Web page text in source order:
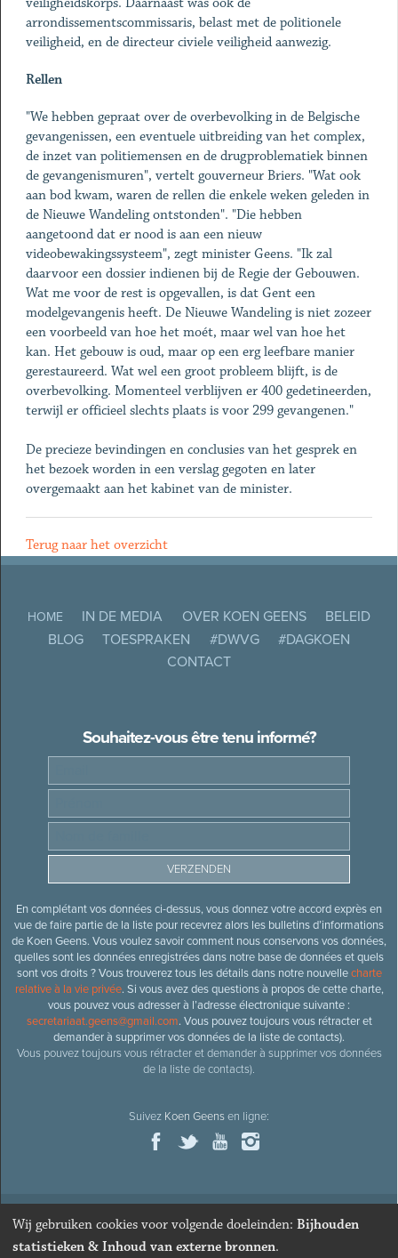
arrondissementscommissaris, belast met de politionele
veiligheid, en de directeur civiele veiligheid aanwezig.
Rellen
"We hebben gepraat over de overbevolking in de Belgische
gevangenissen, een eventuele uitbreiding van het complex,
de inzet van politiemensen en de drugproblematiek binnen
de gevangenismuren", vertelt gouverneur Briers. "Wat ook
aan bod kwam, waren de rellen die enkele weken geleden in
de Nieuwe Wandeling ontstonden". "Die hebben
aangetoond dat er nood is aan een nieuw
videobewakingssysteem", zegt minister Geens. "Ik zal
daarvoor een dossier indienen bij de Regie der Gebouwen.
Wat me voor de rest is opgevallen, is dat Gent een
modelgevangenis heeft. De Nieuwe Wandeling is niet zozeer
een voorbeeld van hoe het moét, maar wel van hoe het
kan. Het gebouw is oud, maar op een erg leefbare manier
gerestaureerd. Wat wel een groot probleem blijft, is de
overbevolking. Momenteel verblijven er 400 gedetineerden,
terwijl er officieel slechts plaats is voor 299 gevangenen."
De precieze bevindingen en conclusies van het gesprek en
het bezoek worden in een verslag gegoten en later
overgemaakt aan het kabinet van de minister.
Terug naar het overzicht
HOME IN DE MEDIA OVER KOEN GEENS
BELEID
BLOG
TOESPRAKEN #DWVG
#DAGKOEN
CONTACT
Souhaitez-vous être tenu informé?
En complétant vos données ci-dessus, vous donnez votre accord exprès en
vue de faire partie de la liste pour recevrez alors les bulletins d’informations
de Koen Geens. Vous voulez savoir comment nous conservons vos données,
quelles sont les données enregistrées dans notre base de données et quels
sont vos droits ? Vous trouverez tous les détails dans notre nouvellecharte
relative à la vie privée. Si vous avez des questions à propos de cette charte,
vous pouvez vous adresser à l’adresse électronique suivante :
secretariaat.geens@gmail.com. Vous pouvez toujours vous rétracter et
demander à supprimer vos données de la liste de contacts).
Vous pouvez toujours vous rétracter et demander à supprimer vos données
de la liste de contacts).
Suivez Koen Geensen ligne:
© 2026Ancien ministre et député honoraire
Wij gebruiken cookies voor volgende doeleinden: Bijhouden
statistieken & Inhoud van externe bronnen.